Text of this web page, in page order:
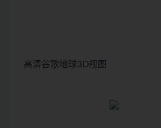
高清谷歌地球3D视图